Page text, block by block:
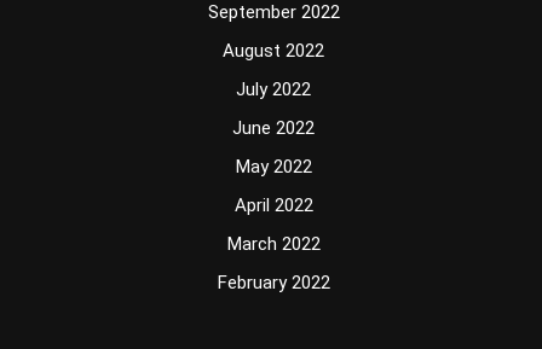
September 2022
August 2022
July 2022
June 2022
May 2022
April 2022
March 2022
February 2022